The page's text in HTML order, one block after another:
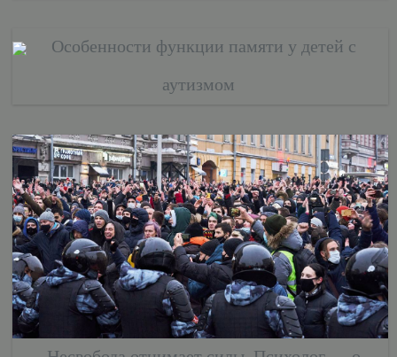
Особенности функции памяти у детей с
аутизмом